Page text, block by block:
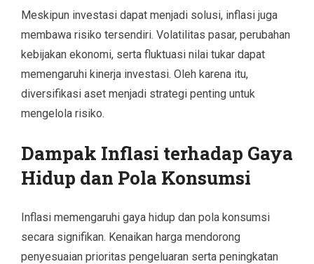
Meskipun investasi dapat menjadi solusi, inflasi juga
membawa risiko tersendiri. Volatilitas pasar, perubahan
kebijakan ekonomi, serta fluktuasi nilai tukar dapat
memengaruhi kinerja investasi. Oleh karena itu,
diversifikasi aset menjadi strategi penting untuk
mengelola risiko.
Dampak Inflasi terhadap Gaya
Hidup dan Pola Konsumsi
Inflasi memengaruhi gaya hidup dan pola konsumsi
secara signifikan. Kenaikan harga mendorong
penyesuaian prioritas pengeluaran serta peningkatan